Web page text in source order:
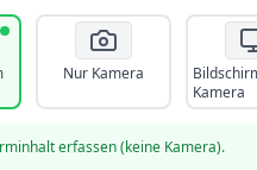
Nur Kamera
Kamera
erfassen (keine Kamera).